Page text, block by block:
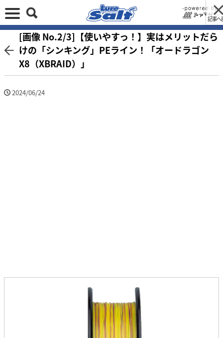
記事へ
[画像 No.2/3]【使いやすっ！】実はメリットだら
けの「シンキング」PEライン！「オードラゴン
X8（XBRAID）」
2024/06/24